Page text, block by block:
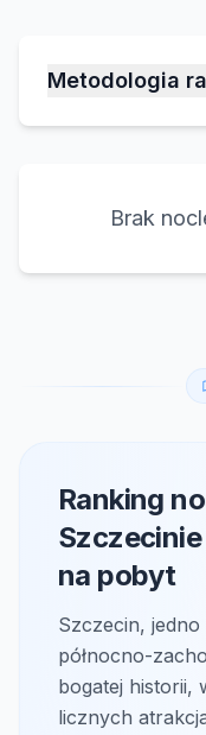
Metodologia
Brak
Ranking
na pobyt
Szczecin,
północno-
bogatej historii,
licznych